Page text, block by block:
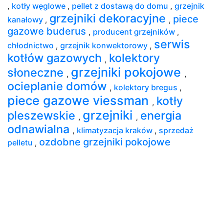
, kotły węglowe , pellet z dostawą do domu , grzejnik
kanałowy , grzejniki dekoracyjne , piece
gazowe buderus , producent grzejników ,
chłodnictwo , grzejnik konwektorowy , serwis
kotłów gazowych , kolektory
słoneczne , grzejniki pokojowe ,
ocieplanie domów , kolektory bregus ,
piece gazowe viessman , kotły
pleszewskie , grzejniki , energia
odnawialna , klimatyzacja kraków , sprzedaż
pelletu , ozdobne grzejniki pokojowe